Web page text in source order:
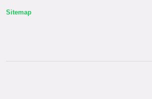
Sitemap